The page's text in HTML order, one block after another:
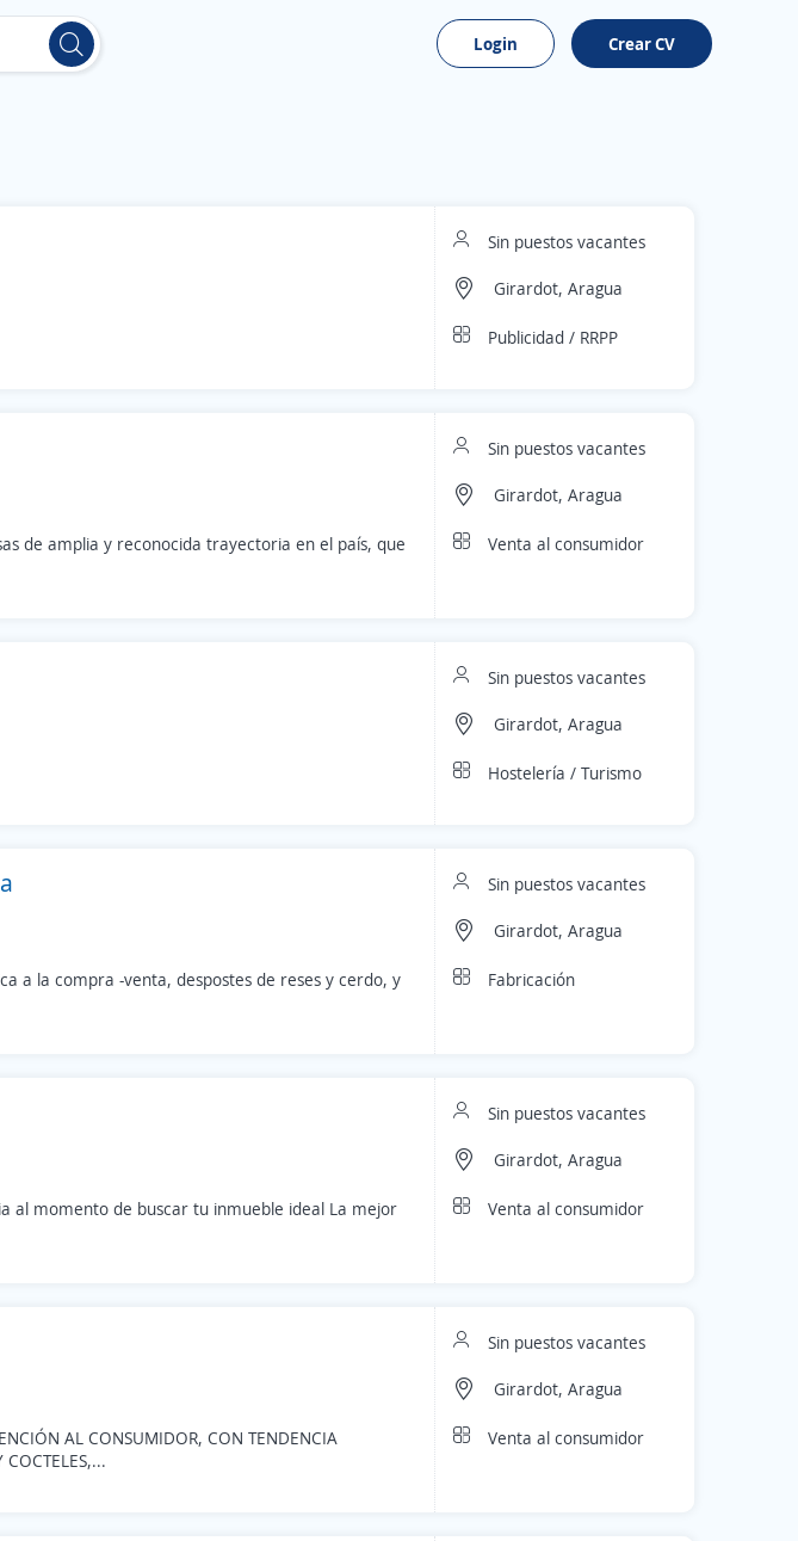
Login Crear CV
Sin puestos vacantes
Girardot, Aragua
Publicidad / RRPP
de amplia y reconocida trayectoria en el país, que
Sin puestos vacantes
Girardot, Aragua
Venta al consumidor
Sin puestos vacantes
Girardot, Aragua
Hostelería / Turismo
a la compra -venta, despostes de reses y cerdo, y
Sin puestos vacantes
Girardot, Aragua
Fabricación
al momento de buscar tu inmueble ideal La mejor
Sin puestos vacantes
Girardot, Aragua
Venta al consumidor
AL CONSUMIDOR, CON TENDENCIA
Sin puestos vacantes
Girardot, Aragua
Venta al consumidor